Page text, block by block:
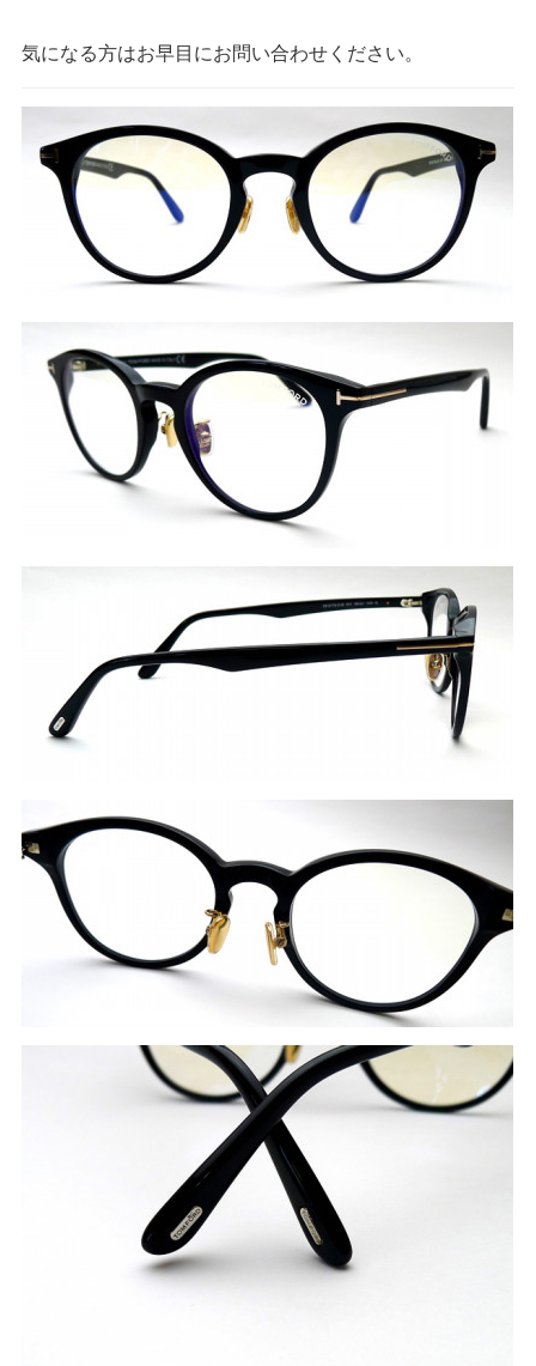
気になる方はお早目にお問い合わせください。